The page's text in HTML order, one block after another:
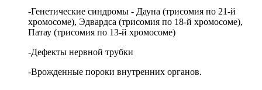
-Генетические синдромы - Дауна (трисомия по 21-й
хромосоме), Эдвардса (трисомия по 18-й хромосоме),
Патау (трисомия по 13-й хромосоме)
-Дефекты нервной трубки
-Врожденные пороки внутренних органов.